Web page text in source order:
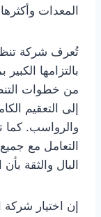
المعدات
تُعرف شركة
بالتزامها
من خطوات
إلى التعقيم
والرواسب. كما
التعامل مع
البال والثقة
إن اختيار